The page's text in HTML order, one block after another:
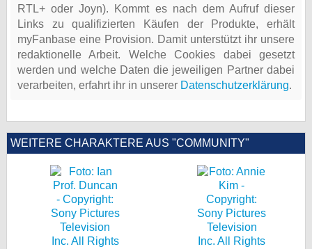
RTL+ oder Joyn). Kommt es nach dem Aufruf dieser
Links zu qualifizierten Käufen der Produkte, erhält
myFanbase eine Provision. Damit unterstützt ihr unsere
redaktionelle Arbeit. Welche Cookies dabei gesetzt
werden und welche Daten die jeweiligen Partner dabei
verarbeiten, erfahrt ihr in unserer Datenschutzerklärung.
WEITERE CHARAKTERE AUS "COMMUNITY"